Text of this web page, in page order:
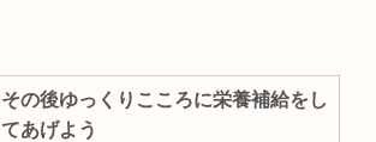
その後ゆっくりこころに栄養補給をし
てあげよう